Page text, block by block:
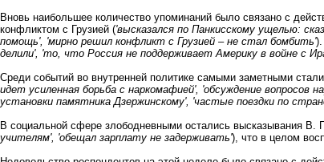
Вновь наибольшее количество упоминаний было связано с
конфликтом с Грузией ('высказался по Панкисскому ущелью:
помощь', 'мирно решил конфликт с Грузией – не стал бомбить'
делили', 'то, что Россия не поддерживает Америку в войне с
Среди событий во внутренней политике самыми заметными
идет усиленная борьба с наркомафией', 'обсуждение вопросов
установки памятника Дзержинскому', 'частые поездки по
В социальной сфере злободневными остались высказывания В.
учителям', 'обещал зарплату не задерживать'), что в целом